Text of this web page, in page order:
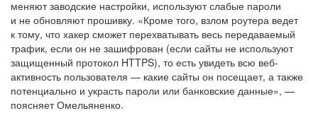
меняют заводские настройки, используют слабые пароли
и не обновляют прошивку. «Кроме того, взлом роутера ведет
к тому, что хакер сможет перехватывать весь передаваемый
трафик, если он не зашифрован (если сайты не используют
защищенный протокол HTTPS), то есть увидеть всю веб-
активность пользователя — какие сайты он посещает, а также
потенциально и украсть пароли или банковские данные», —
поясняет Омельяненко.